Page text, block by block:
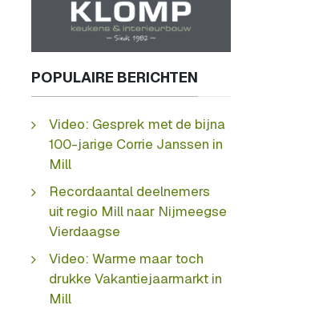
POPULAIRE BERICHTEN
Video: Gesprek met de bijna
100-jarige Corrie Janssen in
Mill
Recordaantal deelnemers
uit regio Mill naar Nijmeegse
Vierdaagse
Video: Warme maar toch
drukke Vakantiejaarmarkt in
Mill